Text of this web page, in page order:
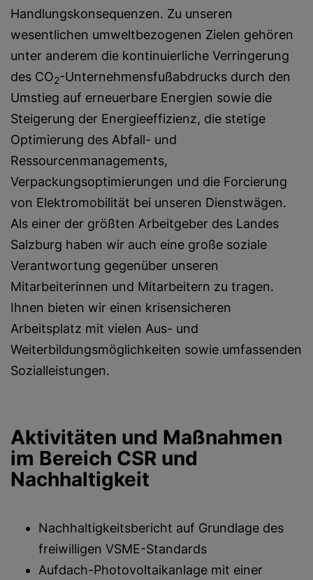
Handlungskonsequenzen. Zu unseren
wesentlichen umweltbezogenen Zielen gehören
unter anderem die kontinuierliche Verringerung
des CO2-Unternehmensfußabdrucks durch den
Umstieg auf erneuerbare Energien sowie die
Steigerung der Energieeffizienz, die stetige
Optimierung des Abfall- und
Ressourcenmanagements,
Verpackungsoptimierungen und die Forcierung
von Elektromobilität bei unseren Dienstwägen.
Als einer der größten Arbeitgeber des Landes
Salzburg haben wir auch eine große soziale
Verantwortung gegenüber unseren
Mitarbeiterinnen und Mitarbeitern zu tragen.
Ihnen bieten wir einen krisensicheren
Arbeitsplatz mit vielen Aus- und
Weiterbildungsmöglichkeiten sowie umfassenden
Sozialleistungen.
Aktivitäten und Maßnahmen
im Bereich CSR und
Nachhaltigkeit
Nachhaltigkeitsbericht auf Grundlage des
freiwilligen VSME-Standards
Aufdach-Photovoltaikanlage mit einer